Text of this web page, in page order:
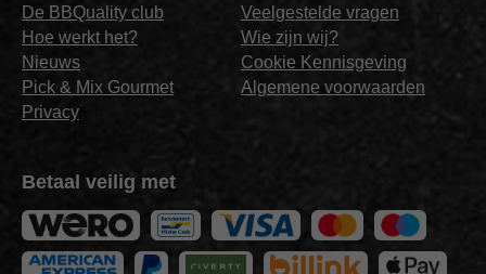
De BBQuality club
Hoe werkt het?
Nieuws
Pick & Mix Gourmet
Privacy
Veelgestelde vragen
Wie zijn wij?
Cookie Kennisgeving
Algemene voorwaarden
Betaal veilig met